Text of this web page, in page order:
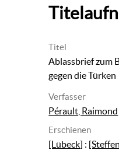
Titel
Ablassbrief zum
gegen die Türken
Verfasser
Pérault, Raimond
Erschienen
[Lübeck] :